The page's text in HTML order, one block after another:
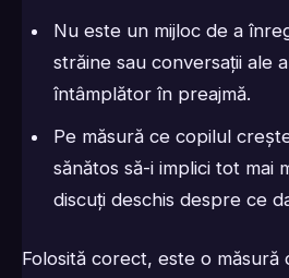
Nu este un mijloc de a
străine sau conversații ale
întâmplător în preajmă.
Pe măsură ce copilul
sănătos să-i implici tot mai
discuți deschis despre ce
Folosită corect, este o măsură